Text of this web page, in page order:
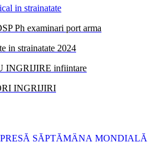
in strainatate
Ph examinari port arma
in strainatate 2024
INGRIJIRE infiintare
INGRIJIRI
SĂPTĂMÂNA MONDIALĂ